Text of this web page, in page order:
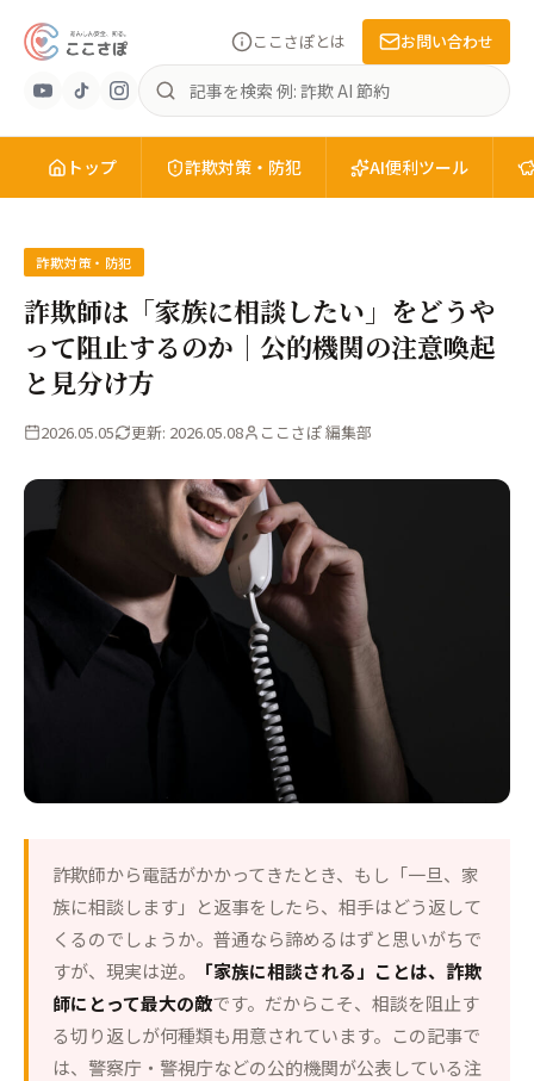
あ
ん
ん
全
知
る。
こ
こ
さ
記
事
を
索
ここさぽとは お問い合わせ
トップ 詐欺対策・防犯 AI便利ツール
詐欺対策・防犯
詐欺師は「家族に相談したい」をどうや
って阻止するのか｜公的機関の注意喚起
と見分け方
2026.05.05 更新: 2026.05.08 ここさぽ 編集部
詐欺師から電話がかかってきたとき、もし「一旦、家
族に相談します」と返事をしたら、相手はどう返して
くるのでしょうか。普通なら諦めるはずと思いがちで
すが、現実は逆。
「家族に相談される」ことは、詐欺
師にとって最大の敵です。だからこそ、相談を阻止す
る切り返しが何種類も用意されています。この記事で
は、警察庁・警視庁などの公的機関が公表している注